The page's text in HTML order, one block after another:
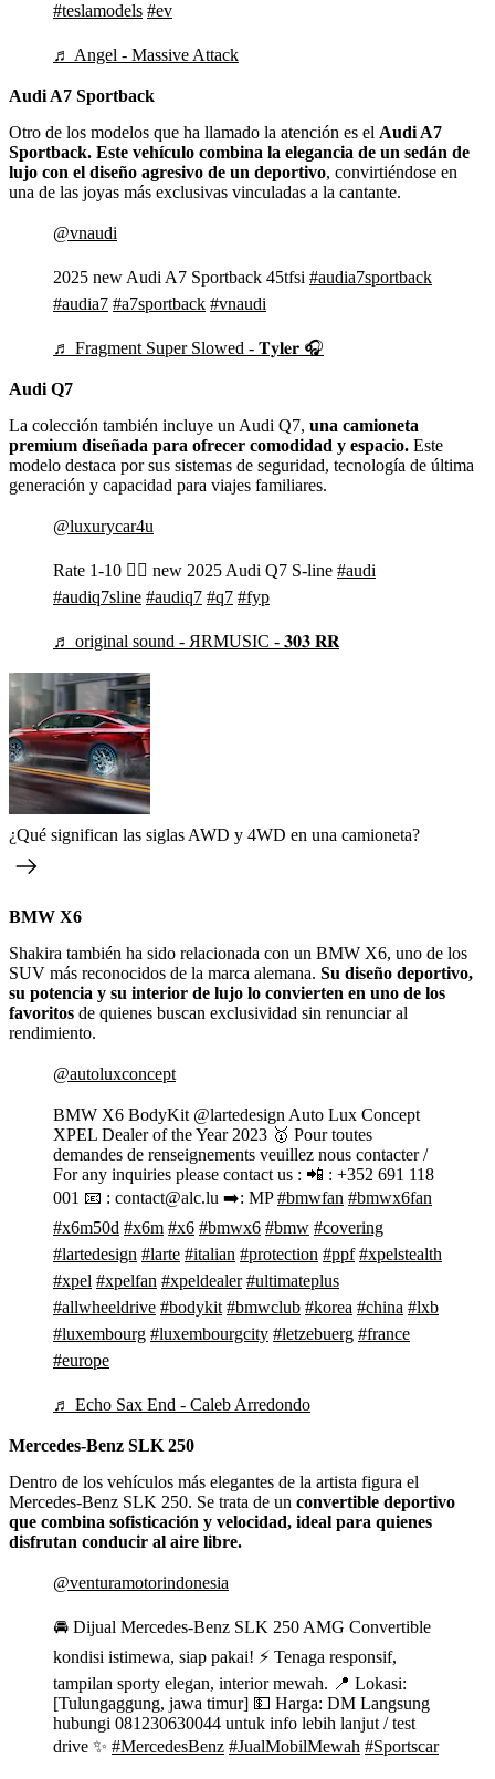
#teslamodels #ev
♬ Angel - Massive Attack
Audi A7 Sportback
Otro de los modelos que ha llamado la atención es el Audi A7
Sportback. Este vehículo combina la elegancia de un sedán de
lujo con el diseño agresivo de un deportivo, convirtiéndose en
una de las joyas más exclusivas vinculadas a la cantante.
@vnaudi
2025 new Audi A7 Sportback 45tfsi #audia7sportback
#audia7 #a7sportback #vnaudi
♬ Fragment Super Slowed - 𝐓𝐲𝐥𝐞𝐫 🎧
Audi Q7
La colección también incluye un Audi Q7, una camioneta
premium diseñada para ofrecer comodidad y espacio. Este
modelo destaca por sus sistemas de seguridad, tecnología de última
generación y capacidad para viajes familiares.
@luxurycar4u
Rate 1-10 ❤️‍🔥 new 2025 Audi Q7 S-line #audi
#audiq7sline #audiq7 #q7 #fyp
♬ original sound - ЯRMUSIC - 𝟑𝟎𝟑 𝐑𝐑
¿Qué significan las siglas AWD y 4WD en una camioneta?
BMW X6
Shakira también ha sido relacionada con un BMW X6, uno de los
SUV más reconocidos de la marca alemana. Su diseño deportivo,
su potencia y su interior de lujo lo convierten en uno de los
favoritos de quienes buscan exclusividad sin renunciar al
rendimiento.
@autoluxconcept
BMW X6 BodyKit @lartedesign Auto Lux Concept
XPEL Dealer of the Year 2023 🥇 Pour toutes
demandes de renseignements veuillez nous contacter /
For any inquiries please contact us :⁣⁣⁣ 📲 : +352 691 118
001 📧 : contact@alc.lu⁣⁣⁣ ➡️: MP#bmwfan #bmwx6fan
#x6m50d #x6m #x6 #bmwx6 #bmw #covering
#lartedesign #larte #italian #protection #ppf #xpelstealth
#xpel #xpelfan #xpeldealer #ultimateplus
#allwheeldrive #bodykit #bmwclub #korea #china #lxb
#luxembourg #luxembourgcity #letzebuerg #france
#europe
♬ Echo Sax End - Caleb Arredondo
Mercedes-Benz SLK 250
Dentro de los vehículos más elegantes de la artista figura el
Mercedes-Benz SLK 250. Se trata de un convertible deportivo
que combina sofisticación y velocidad, ideal para quienes
disfrutan conducir al aire libre.
@venturamotorindonesia
🚘 Dijual Mercedes-Benz SLK 250 AMG Convertible
kondisi istimewa, siap pakai! ⚡ Tenaga responsif,
tampilan sporty elegan, interior mewah. 📍 Lokasi:
[Tulungaggung, jawa timur] 💵 Harga: DM Langsung
hubungi 081230630044 untuk info lebih lanjut / test
drive ✨ #MercedesBenz #JualMobilMewah #Sportscar